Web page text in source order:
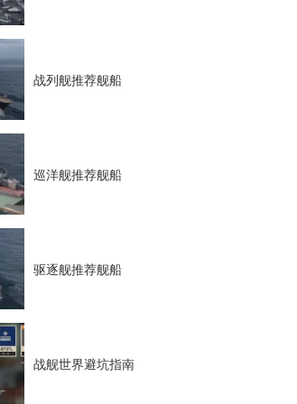
战列舰推荐舰船
巡洋舰推荐舰船
驱逐舰推荐舰船
战舰世界避坑指南